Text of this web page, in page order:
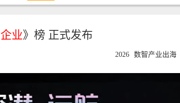
企业》榜 正式发布
2026 数智产业出海